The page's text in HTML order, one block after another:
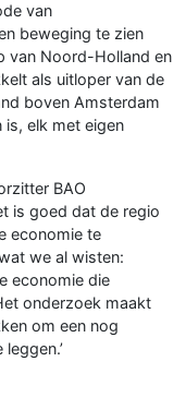
van
beweging te zien
van Noord-Holland en
als uitloper van de
boven Amsterdam
is, elk met eigen
BAO
is goed dat de regio
economie te
we al wisten:
economie die
onderzoek maakt
om een nog